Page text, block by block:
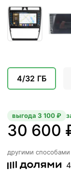
4/32 ГБ
30 600
выгода 3 100 ₽
другими